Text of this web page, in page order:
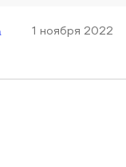
1 ноября 2022